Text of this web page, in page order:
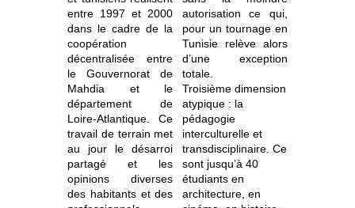
entre 1997 et 2000
dans le cadre de la
coopération
décentralisée entre
le Gouvernorat de
Mahdia et le
département de
Loire-Atlantique. Ce
travail de terrain met
au jour le désarroi
partagé et les
opinions diverses
des habitants et des
autorisation ce qui,
pour un tournage en
Tunisie relève alors
d’une exception
totale.
Troisième dimension
atypique : la
pédagogie
interculturelle et
transdisciplinaire. Ce
sont jusqu’à 40
étudiants en
architecture, en